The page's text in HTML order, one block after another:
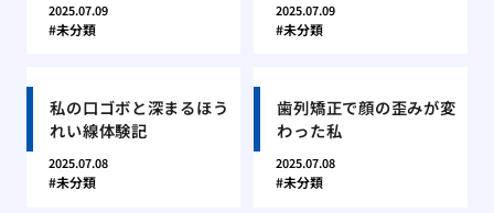
2025.07.09
未分類
2025.07.09
未分類
私の口ゴボと深まるほう
れい線体験記
2025.07.08
未分類
歯列矯正で顔の歪みが変
わった私
2025.07.08
未分類